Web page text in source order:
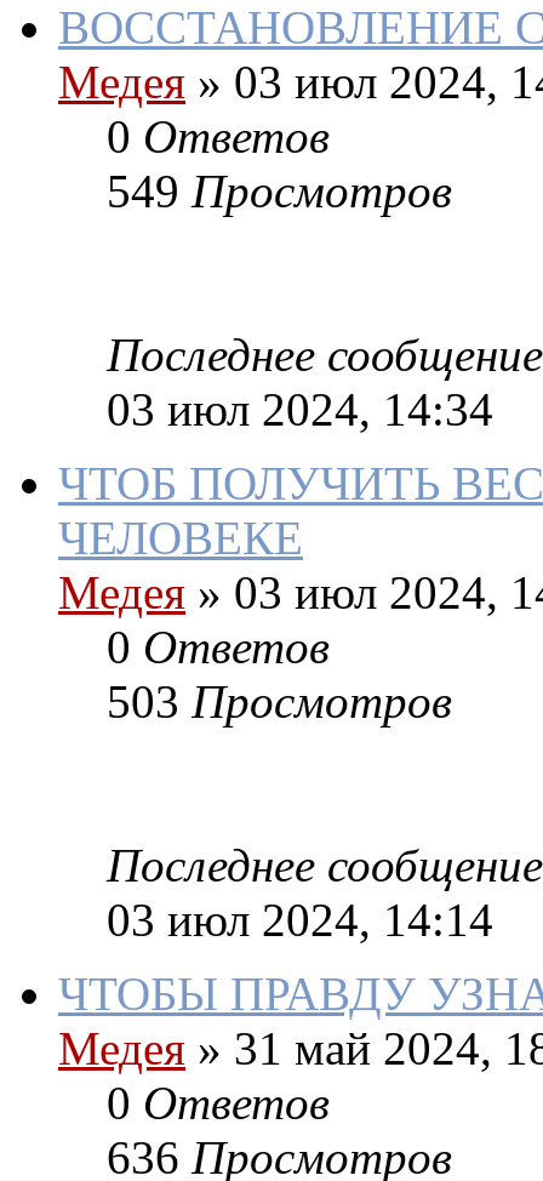
ВОССТАНОВЛЕНИЕ
Медея » 03 июл 2024,
0 Ответов
549 Просмотров
Последнее сообщение
03 июл 2024, 14:34
ЧТОБ ПОЛУЧИТЬ
ЧЕЛОВЕКЕ
Медея » 03 июл 2024,
0 Ответов
503 Просмотров
Последнее сообщение
03 июл 2024, 14:14
ЧТОБЫ ПРАВДУ
Медея » 31 май 2024,
0 Ответов
636 Просмотров